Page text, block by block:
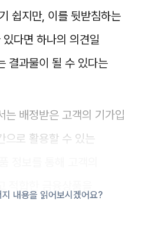
쉽지만, 이를 뒷받침하는
있다면 하나의 의견일
결과물이 될 수 있다는
는 배정받은 고객의 기가입
으로 활용할 수 있는
내용을 읽어보시겠어요?